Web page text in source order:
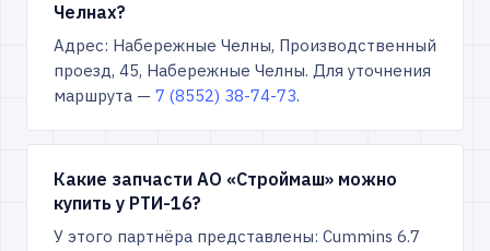
Челнах?
Адрес: Набережные Челны, Производственный
проезд, 45, Набережные Челны. Для уточнения
маршрута — 7 (8552) 38-74-73.
Какие запчасти АО «Строймаш» можно
купить у РТИ-16?
У этого партнёра представлены: Cummins 6.7